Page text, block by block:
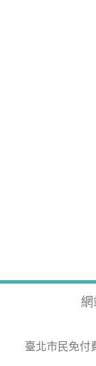
網
臺北市民免付